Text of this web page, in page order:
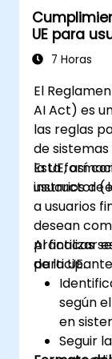
UE para
7 Horas
El
AI Act) es
las reglas
de
la UE, así
usuarios de
Esta
instructor
a usuarios
desean
prácticas
de la UE.
Al finalizar
según
en
Seguir